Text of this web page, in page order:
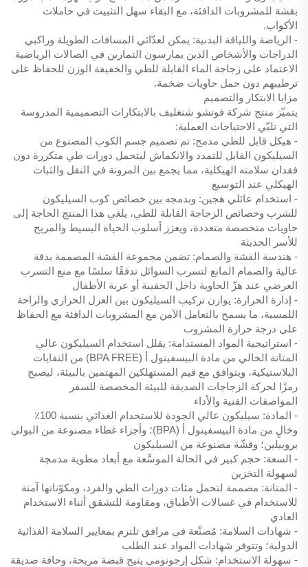
بقشة للمشروبات الدافئة، مع البقاء سهل التثبيت في حاملات
الأكواب.
- الرياضة واللياقة البدنية: يمكن لعدّائي المسافات الطويلة وراكبي
الدراجات والأشخاص الذين يمارسون التمارين في الصالات الرياضية
الاعتماد على زجاجة الماء القابلة للطي والخفيفة الوزن للحفاظ على
ترطيبهم دون حمل حاويات ضخمة.
مزايا الابتكار والتصميم
يتميّز منتج شركة فوتشو شنغليف بالابتكارات التصميمية المدروسة
التي تلبّي الاحتياجات العملية:
- هيكل قابل للطي مدمج: تم تصميم جسم الكوب المصنوع من
السيليكون القابل للتمدد والانكماش ليتحمل دورات طي متكررة دون
فقدان سلامته الهيكلية، مما يجمع بين المرونة في النقل والثبات
الهيكلي عند التوسيع
- استخدام عائلي هجين: وبدمجه بين خصائص كوب السيليكون
للشرب وخصائص الزجاجة القابلة للطي، يلغي هذا المنتج الحاجة إلى
حاويات متخصصة متعددة، ويعزز أسلوب الحياة البسيط والمريح
للأسر الحديثة
- هندسة القشة والصمام: تضمن مجموعة القشة المصممة بدقة
عالية والصمام المانع لتسرب السوائل تدفقًا سلسًا مع منع التسرب
العرضي عند هزّ الحاوية داخل الحقيبة أو عربة الأطفال
- إدارة الحرارة: يوازن تركيب السيليكون بين العزل الحراري والراحة
اللمسية، ما يسمح بالتعامل الآمن مع المشروبات الدافئة مع الحفاظ
على درجة حرارة المشروب
- استراتيجية المواد المستدامة: يقلل استخدام السيليكون عالي
المتانة الخالي من مادة البيسفينول أ (BPA FREE) من النفايات
البلاستيكية، ويتوافق مع قيم المستهلكين المهتمين بالبيئة، ليصبح
رمزًا لحركة الزجاجات الصديقة للبيئة المخصصة للسفر
المواصفات الفنية والأداء
- المادة: سيليكون عالي الجودة للاستخدام الغذائي بنسبة 100٪
وخالٍ من مادة البيسفينول أ (BPA)؛ وأجزاء غطاء مصنوعة من البولي
بروبيلين؛ وقشّة مصنوعة من السيليكون
- السعة: حجم كبير في الحالة الموسَّعة مع أبعاد مطوية مدمجة
لسهولة التخزين
- المتانة: مصممة لتحمل مئات دورات الطي والفرد، ومكوّناتها آمنة
للاستخدام في غسالات الأطباق، ومقاومة للتشقق أثناء الاستخدام
العادي
- شهادات السلامة: مُصنَّعة في مرافق تلتزم بمعايير السلامة الغذائية
الدولية؛ وتتوفر شهادات المواد عند الطلب
- سهولة الاستخدام: شكل إرجونومي يتيح قبضة مريحة، وحافة صديقة